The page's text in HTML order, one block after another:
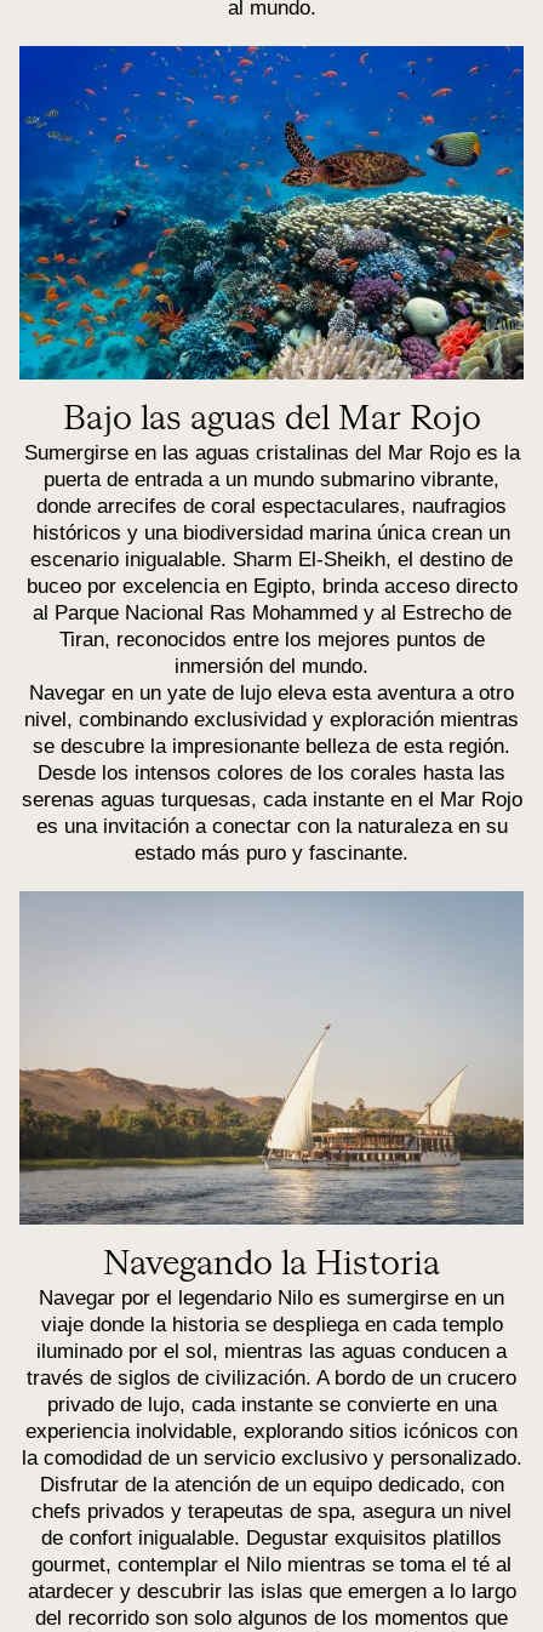
al mundo.
Bajo las aguas del Mar Rojo
Sumergirse en las aguas cristalinas del Mar Rojo es la
puerta de entrada a un mundo submarino vibrante,
donde arrecifes de coral espectaculares, naufragios
históricos y una biodiversidad marina única crean un
escenario inigualable. Sharm El-Sheikh, el destino de
buceo por excelencia en Egipto, brinda acceso directo
al Parque Nacional Ras Mohammed y al Estrecho de
Tiran, reconocidos entre los mejores puntos de
inmersión del mundo.
Navegar en un yate de lujo eleva esta aventura a otro
nivel, combinando exclusividad y exploración mientras
se descubre la impresionante belleza de esta región.
Desde los intensos colores de los corales hasta las
serenas aguas turquesas, cada instante en el Mar Rojo
es una invitación a conectar con la naturaleza en su
estado más puro y fascinante.
Navegando la Historia
Navegar por el legendario Nilo es sumergirse en un
viaje donde la historia se despliega en cada templo
iluminado por el sol, mientras las aguas conducen a
través de siglos de civilización. A bordo de un crucero
privado de lujo, cada instante se convierte en una
experiencia inolvidable, explorando sitios icónicos con
la comodidad de un servicio exclusivo y personalizado.
Disfrutar de la atención de un equipo dedicado, con
chefs privados y terapeutas de spa, asegura un nivel
de confort inigualable. Degustar exquisitos platillos
gourmet, contemplar el Nilo mientras se toma el té al
atardecer y descubrir las islas que emergen a lo largo
del recorrido son solo algunos de los momentos que